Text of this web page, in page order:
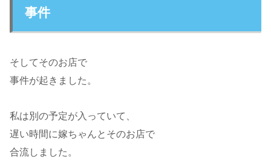
事件
そしてそのお店で
事件が起きました。
私は別の予定が入っていて、
遅い時間に嫁ちゃんとそのお店で
合流しました。